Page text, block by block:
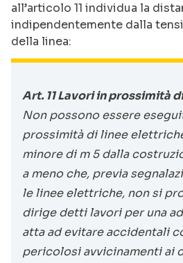
all’articolo 11 individua la
indipendentemente dalla
della linea:
Art. 11 Lavori in prossimità
Non possono essere
prossimità di linee
minore di m 5 dalla
a meno che, previa
le linee elettriche, non si
dirige detti lavori per una
atta ad evitare accidentali
pericolosi avvicinamenti ai